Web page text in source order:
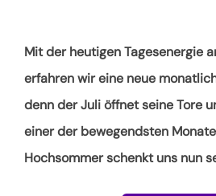
Mit der heutigen Tagesenergie
erfahren wir eine neue
denn der Juli öffnet seine Tore
einer der bewegendsten
Hochsommer schenkt uns nun